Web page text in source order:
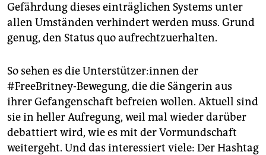
Gefährdung dieses einträglichen Systems unter
allen Umständen verhindert werden muss. Grund
genug, den Status quo aufrechtzuerhalten.
So sehen es die Unterstützer:innen der
#FreeBritney-Bewegung, die die Sängerin aus
ihrer Gefangenschaft befreien wollen. Aktuell sind
sie in heller Aufregung, weil mal wieder darüber
debattiert wird, wie es mit der Vormundschaft
weitergeht. Und das interessiert viele: Der Hashtag